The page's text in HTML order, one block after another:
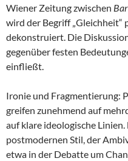
Wiener Zeitung zwischen
wird der Begriff
dekonstruiert. Die
gegenüber festen
einfließt.
Ironie und Fragmentierung:
greifen zunehmend auf
auf klare ideologische
postmodernen Stil, der
etwa in der Debatte um